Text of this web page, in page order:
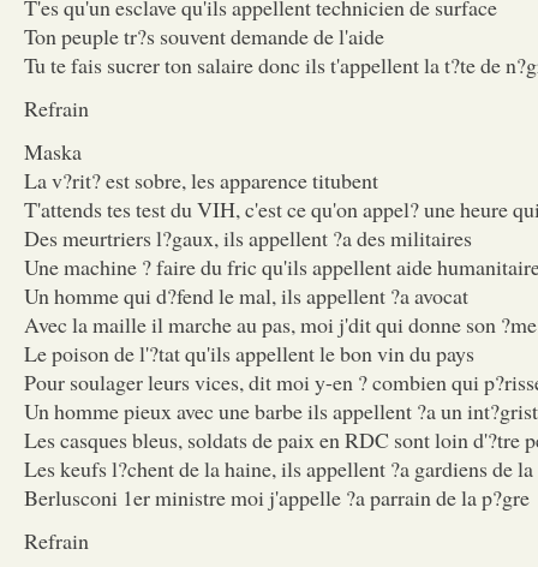
T'es qu'un esclave qu'ils appellent technicien de surface
Ton peuple tr?s souvent demande de l'aide
Tu te fais sucrer ton salaire donc ils t'appellent la t?te de
Refrain
Maska
La v?rit? est sobre, les apparence titubent
T'attends tes test du VIH, c'est ce qu'on appel? une heure
Des meurtriers l?gaux, ils appellent ?a des militaires
Une machine ? faire du fric qu'ils appellent aide
Un homme qui d?fend le mal, ils appellent ?a avocat
Avec la maille il marche au pas, moi j'dit qui donne son
Le poison de l'?tat qu'ils appellent le bon vin du pays
Pour soulager leurs vices, dit moi y-en ? combien qui
Un homme pieux avec une barbe ils appellent ?a un
Les casques bleus, soldats de paix en RDC sont loin d'?tre
Les keufs l?chent de la haine, ils appellent ?a gardiens de
Berlusconi 1er ministre moi j'appelle ?a parrain de la p?gre
Refrain